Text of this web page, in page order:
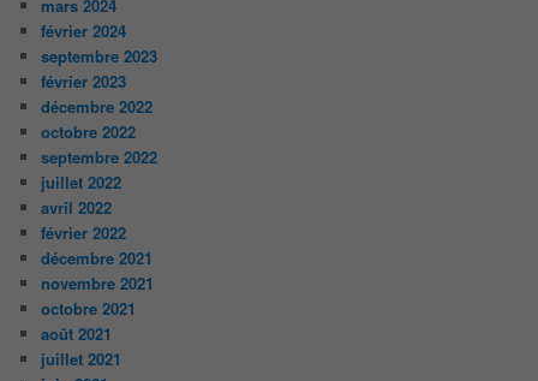
mars 2024
février 2024
septembre 2023
février 2023
décembre 2022
octobre 2022
septembre 2022
juillet 2022
avril 2022
février 2022
décembre 2021
novembre 2021
octobre 2021
août 2021
juillet 2021